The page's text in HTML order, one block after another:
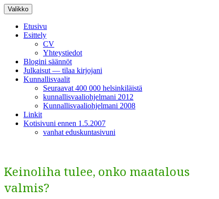
Siirry
sisältöön
Valikko
Etusivu
Esittely
CV
Yhteystiedot
Blogini säännöt
Julkaisut — tilaa kirjojani
Kunnallisvaalit
Seuraavat 400 000 helsinkiläistä
kunnallisvaaliohjelmani 2012
Kunnallisvaaliohjelmani 2008
Linkit
Kotisivuni ennen 1.5.2007
vanhat eduskuntasivuni
Keinoliha tulee, onko maatalous
valmis?